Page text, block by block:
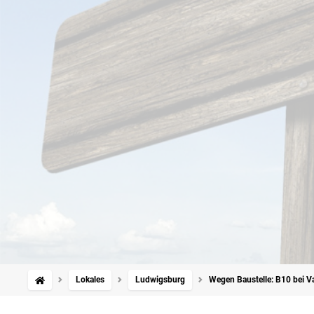
Lokales Ludwigsburg Wegen Baustelle: B10 bei